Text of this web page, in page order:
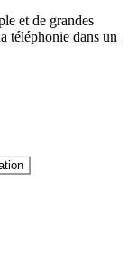
et de grandes
téléphonie dans un